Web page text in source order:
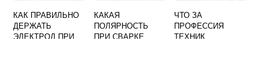
КАК ПРАВИЛЬНО
ДЕРЖАТЬ
ЭЛЕКТРОД ПРИ
КАКАЯ
ПОЛЯРНОСТЬ
ПРИ СВАРКЕ
ЧТО ЗА
ПРОФЕССИЯ
ТЕХНИК